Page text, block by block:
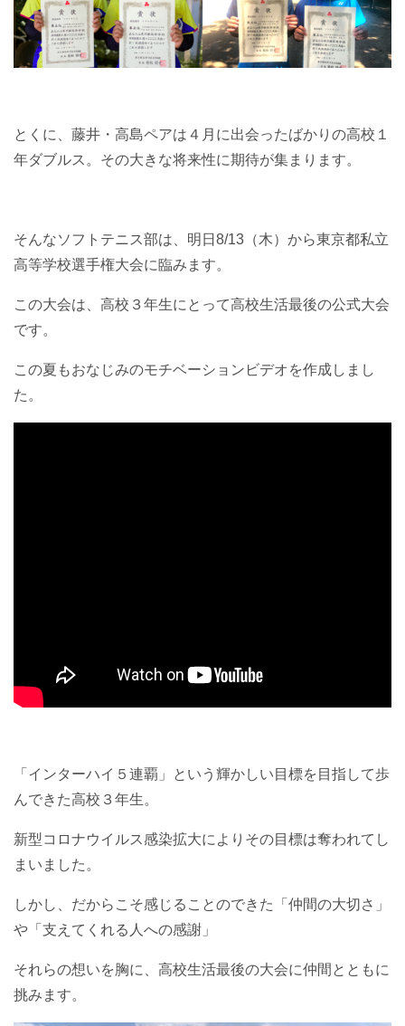
とくに、藤井・高島ペアは４月に出会ったばかりの高校１
年ダブルス。その大きな将来性に期待が集まります。
そんなソフトテニス部は、明日8/13（木）から東京都私立
高等学校選手権大会に臨みます。
この大会は、高校３年生にとって高校生活最後の公式大会
です。
この夏もおなじみのモチベーションビデオを作成しまし
た。
「インターハイ５連覇」という輝かしい目標を目指して歩
んできた高校３年生。
新型コロナウイルス感染拡大によりその目標は奪われてし
まいました。
しかし、だからこそ感じることのできた「仲間の大切さ」
や「支えてくれる人への感謝」
それらの想いを胸に、高校生活最後の大会に仲間とともに
挑みます。